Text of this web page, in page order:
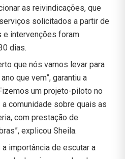
as reivindicações, que
solicitados a partir de
e intervenções foram
dias.
que nós vamos levar para
que vem”, garantiu a
um projeto-piloto no
comunidade sobre quais as
com prestação de
explicou Sheila.
importância de escutar a